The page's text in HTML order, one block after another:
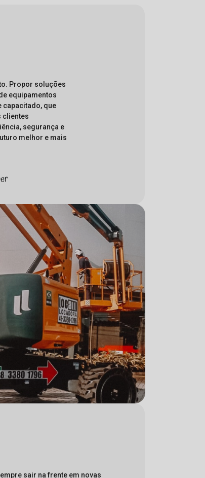
Propor soluções
equipamentos
capacitado, que
clientes
segurança e
melhor e mais
sair na frente em novas